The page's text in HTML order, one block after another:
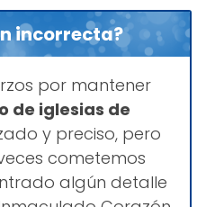
incorrecta?
por mantener
de iglesias de
y preciso, pero
cometemos
algún detalle